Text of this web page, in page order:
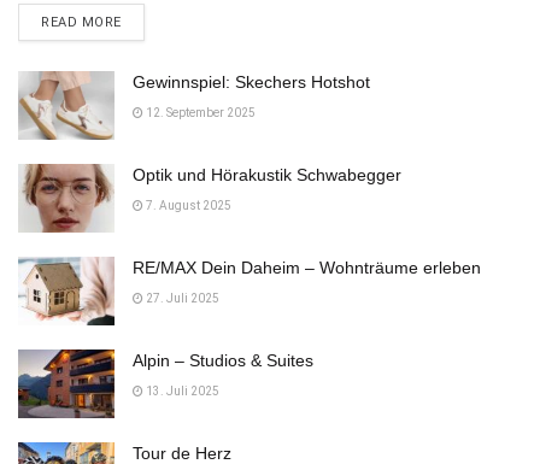
READ MOREDETAILS
Gewinnspiel: Skechers Hotshot
12. September 2025
Optik und Hörakustik Schwabegger
7. August 2025
RE/MAX Dein Daheim – Wohnträume erleben
27. Juli 2025
Alpin – Studios & Suites
13. Juli 2025
Tour de Herz